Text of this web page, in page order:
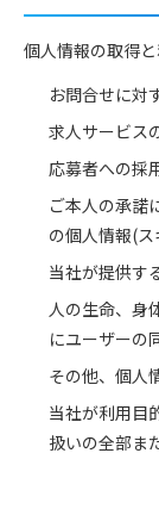
個人情報の取得
お問合せに対
求人サービス
応募者への採
ご本人の承諾
の個人情報(
当社が提供す
人の生命、身
にユーザーの
その他、個人
当社が利用目
扱いの全部ま